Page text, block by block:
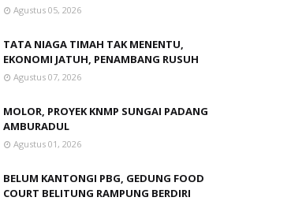
Agustus 05, 2026
TATA NIAGA TIMAH TAK MENENTU,
EKONOMI JATUH, PENAMBANG RUSUH
Agustus 07, 2026
MOLOR, PROYEK KNMP SUNGAI PADANG
AMBURADUL
Agustus 01, 2026
BELUM KANTONGI PBG, GEDUNG FOOD
COURT BELITUNG RAMPUNG BERDIRI